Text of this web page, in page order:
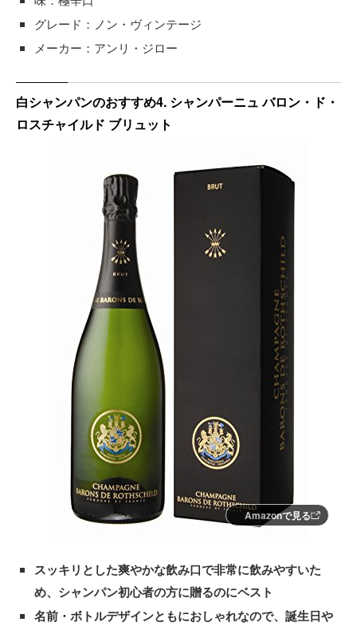
グレード：ノン・ヴィンテージ
メーカー：アンリ・ジロー
白シャンパンのおすすめ4. シャンパーニュ バロン・ド・
ロスチャイルド ブリュット
Amazonで見る
スッキリとした爽やかな飲み口で非常に飲みやすいた
め、シャンパン初心者の方に贈るのにベスト
名前・ボトルデザインともにおしゃれなので、誕生日や